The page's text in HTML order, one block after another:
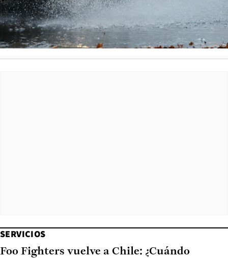
SERVICIOS
Foo Fighters vuelve a Chile: ¿Cuándo